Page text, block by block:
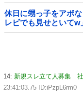
休日に甥っ子をアポ
レビでも見せといて
させた結果……甥っ子
14: 新規スレ立て人募集
23:41:03.75 ID:iPzpL6rm0